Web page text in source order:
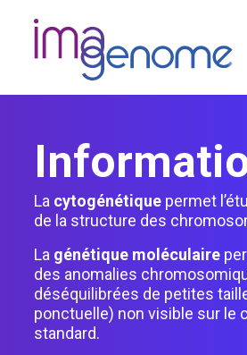
Analyses
Panel oncogénétique
gènes)
La cytogénétique permet
de la structure des
La génétique moléculaire
des anomalies
déséquilibrées de petites
ponctuelle) non visible sur le
standard.